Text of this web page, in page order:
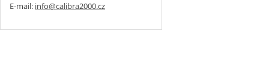
E-mail: info@calibra2000.cz